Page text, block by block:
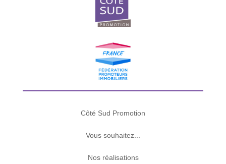
Côté Sud Promotion
Vous souhaitez...
Nos réalisations